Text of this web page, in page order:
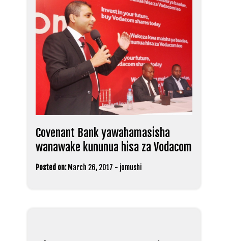
Covenant Bank yawahamasisha
wanawake kununua hisa za Vodacom
Posted on: March 26, 2017 - jomushi